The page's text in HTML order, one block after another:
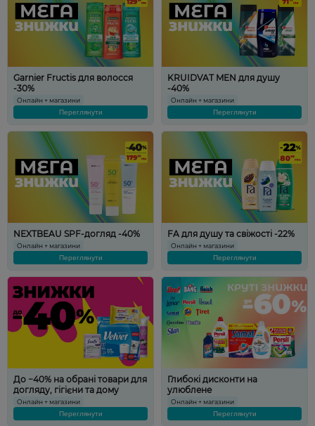
Garnier Fructis для волосся
-30%
Онлайн + магазини
Переглянути
KRUIDVAT MEN для душу
-40%
Онлайн + магазини
Переглянути
NEXTBEAU SPF-догляд -40%
Онлайн + магазини
Переглянути
FA для душу та свіжості -22%
Онлайн + магазини
Переглянути
До −40% на обрані товари для
догляду, гігієни та дому
Онлайн + магазини
Переглянути
Глибокі дисконти на
улюблене
Онлайн + магазини
Переглянути